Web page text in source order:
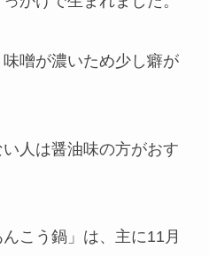
噌が濃いため少し癖が
人は醤油味の方がおす
こう鍋」は、主に11月